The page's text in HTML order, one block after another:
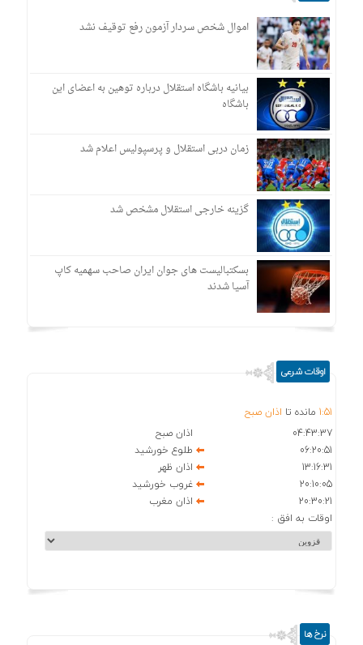
اموال شخص سردار آزمون رفع توقیف نشد
بیانیه باشگاه استقلال درباره توهین به اعضای این
باشگاه
زمان دربی استقلال و پرسپولیس اعلام شد
گزینه خارجی استقلال مشخص شد
بسکتبالیست های جوان ایران صاحب سهمیه کاپ
آسیا شدند
اوقات شرعی
1:51 مانده تا اذان صبح
04:43:37
اذان صبح
06:20:51
طلوع خورشید
13:16:31
اذان ظهر
20:10:05
غروب خورشید
20:30:21
اذان مغرب
اوقات به افق :
نرخ ها